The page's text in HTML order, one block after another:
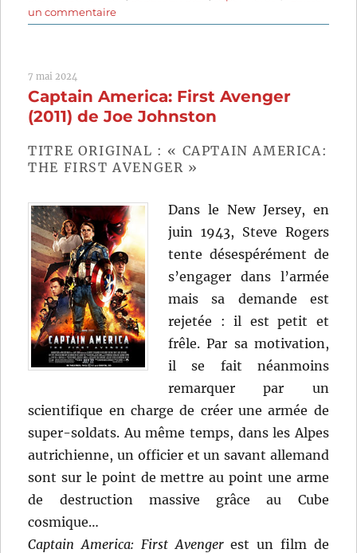
un commentairesur
Captain
Soldat
de
(2014)
de
et
Joe
Russo
7 mai 2024
Captain America: First Avenger
(2011) de Joe Johnston
TITRE ORIGINAL : « CAPTAIN AMERICA:
THE FIRST AVENGER »
Dans le New Jersey, en
juin 1943, Steve Rogers
tente désespérément de
s’engager dans l’armée
mais sa demande est
rejetée : il est petit et
frêle. Par sa motivation,
il se fait néanmoins
remarquer par un
scientifique en charge de créer une armée de
super-soldats. Au même temps, dans les Alpes
autrichienne, un officier et un savant allemand
sont sur le point de mettre au point une arme
de destruction massive grâce au Cube
cosmique…
Captain America: First Avengerest un film de